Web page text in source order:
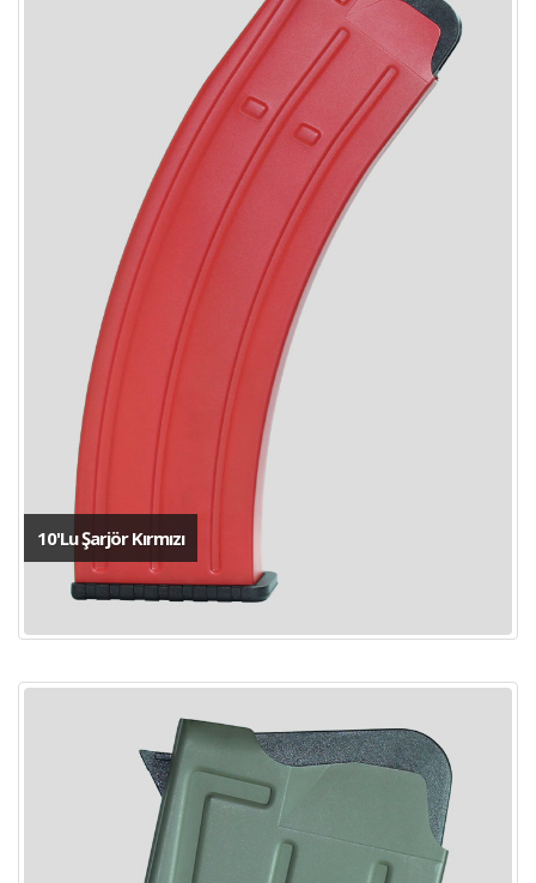
10'Lu Şarjör Kırmızı